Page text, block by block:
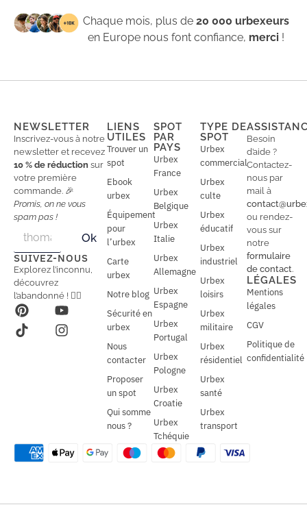
Chaque mois, plus de20 000 urbexeurs
en Europe nous font confiance, merci !
NEWSLETTER
Inscrivez-vous à notre
newsletter et recevez
10 % de réduction sur
votre première
commande. 🎉
Promis, on ne vous
spam pas !
a
i
l
a
i
l
*
Ok
SUIVEZ-NOUS
Explorez l’inconnu,
découvrez
l’abandonné ! 🕵️‍♂️
LIENS
UTILES
Trouver un
spot
Ebook
urbex
Équipement
pour
l’urbex
Carte
urbex
Notre blog
Sécurité en
urbex
Nous
contacter
Proposer
un spot
Qui somme
nous ?
SPOT
PAR
PAYS
Urbex
France
Urbex
Belgique
Urbex
Italie
Urbex
Allemagne
Urbex
Espagne
Urbex
Portugal
Urbex
Pologne
Urbex
Croatie
Urbex
Tchéquie
TYPE DE
SPOT
Urbex
commercial
Urbex
culte
Urbex
éducatif
Urbex
industriel
Urbex
loisirs
Urbex
militaire
Urbex
résidentiel
Urbex
santé
Urbex
transport
Besoin
d’aide ?
Contactez-
nous par
mail à
ou rendez-
vous sur
notre
formulaire
de contact.
LÉGALES
Mentions
légales
CGV
Politique de
confidentialité